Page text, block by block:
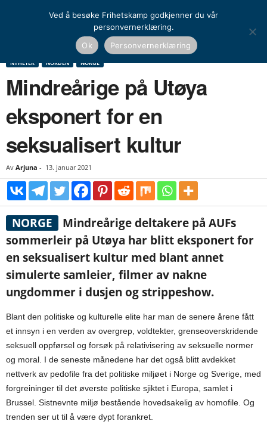
Norden
Mindreårige på Utøya eksponert for en seksualisert
NYHETER NORDEN NORGE
Mindreårige på Utøya
eksponert for en
seksualisert kultur
Av Arjuna - 13. januar 2021
NORGE
Mindreårige deltakere på AUFs
sommerleir på Utøya har blitt eksponert for
en seksualisert kultur med blant annet
simulerte samleier, filmer av nakne
ungdommer i dusjen og strippeshow.
Blant den politiske og kulturelle elite har man de senere årene fått
et innsyn i en verden av overgrep, voldtekter, grenseoverskridende
seksuell oppførsel og forsøk på relativisering av seksuelle normer
og moral. I de seneste månedene har det også blitt avdekket
nettverk av pedofile fra det politiske miljøet i Norge og Sverige, med
forgreininger til det øverste politiske sjiktet i Europa, samlet i
Brussel. Sistnevnte miljø bestående hovedsakelig av homofile. Og
trenden ser ut til å være dypt forankret.
Ved å besøke Frihetskamp godkjenner du vår
personvernerklæring.
Ok
Personvernerklæring